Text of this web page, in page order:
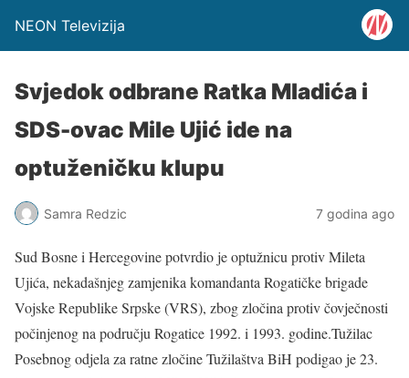
NEON Televizija
Svjedok odbrane Ratka Mladića i
SDS-ovac Mile Ujić ide na
optuženičku klupu
Samra Redzic 7 godina ago
Sud Bosne i Hercegovine potvrdio je optužnicu protiv Mileta
Ujića, nekadašnjeg zamjenika komandanta Rogatičke brigade
Vojske Republike Srpske (VRS), zbog zločina protiv čovječnosti
počinjenog na području Rogatice 1992. i 1993. godine.Tužilac
Posebnog odjela za ratne zločine Tužilaštva BiH podigao je 23.